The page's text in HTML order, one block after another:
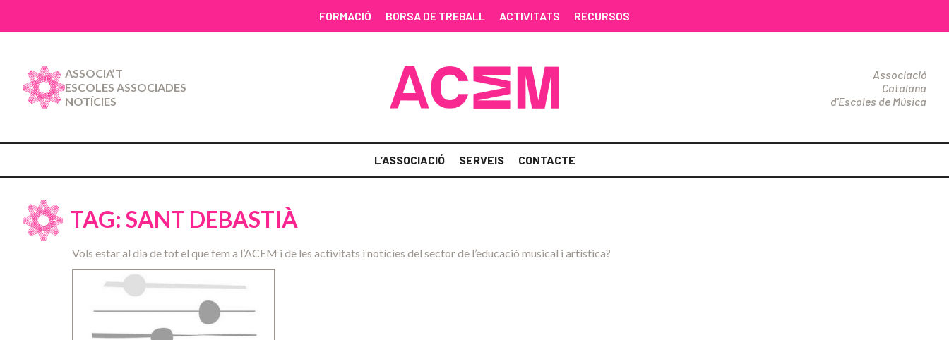
FORMACIÓ BORSA DE TREBALL ACTIVITATS RECURSOS
ASSOCIA’T
ESCOLES ASSOCIADES
NOTÍCIES
Associació
Catalana
d'Escoles de Música
L’ASSOCIACIÓ SERVEIS CONTACTE
TAG: SANT DEBASTIÀ
Vols estar al dia de tot el que fem a l’ACEM i de les activitats i notícies del sector de l’educació musical i artística?